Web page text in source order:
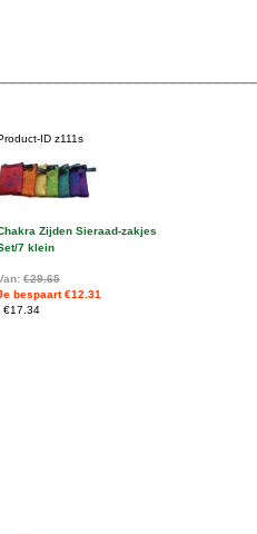
ID z111s
Zijden Sieraad-zakjes
7 klein
€29.65
bespaart €12.31
€17.34